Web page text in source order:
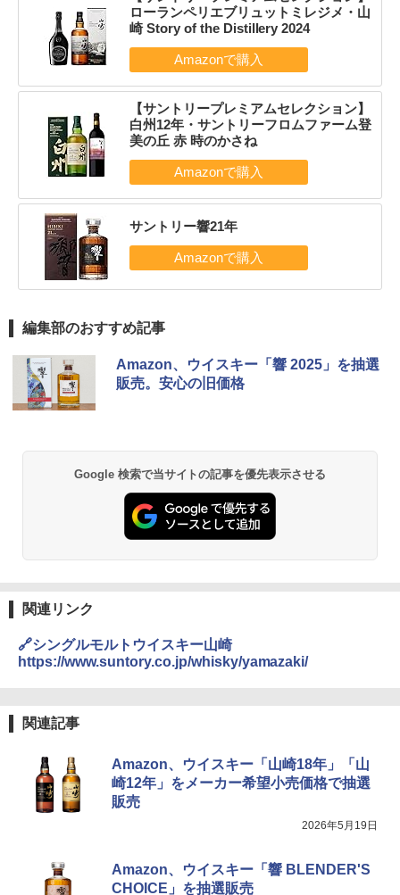
ローランペリエブリュットミレジメ・山
崎 Story of the Distillery 2024
【サントリープレミアムセレクション】
白州12年・サントリーフロムファーム登
美の丘 赤 時のかさね
サントリー響21年
編集部のおすすめ記事
Amazon、ウイスキー「響 2025」を抽選
販売。安心の旧価格
Google 検索で当サイトの記事を優先表示させる
関連リンク
🔗シングルモルトウイスキー山崎
https://www.suntory.co.jp/whisky/yamazaki/
関連記事
Amazon、ウイスキー「山崎18年」「山
崎12年」をメーカー希望小売価格で抽選
販売
2026年5月19日
Amazon、ウイスキー「響 BLENDER'S
CHOICE」を抽選販売